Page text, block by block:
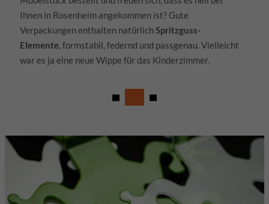
Ihnen in Rosenheim angekommen ist? Gute
Verpackungen enthalten natürlich Spritzguss-
Elemente , formstabil, federnd und passgenau. Vielleicht
war es ja eine neue Wippe für das Kinderzimmer.